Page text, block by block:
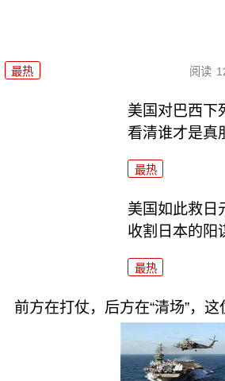
最热 阅读
美国对巴西下
看清谁才是真
最热
美国如此救日
收割日本的阳
最热
前方在打仗，后方在“清场”，这